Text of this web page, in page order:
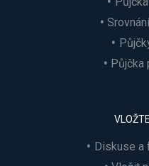
Půjčka
Diskuse a